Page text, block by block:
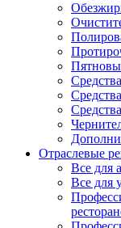
Отраслевые
Все для
Все для